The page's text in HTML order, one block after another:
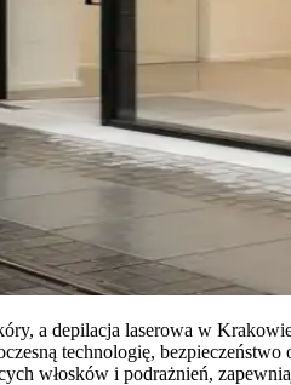
a depilacja laserowa w
technologię,
włosków i podrażnień,